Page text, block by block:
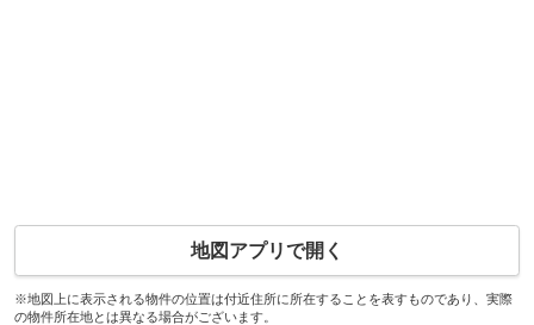
地図アプリで開く
※地図上に表示される物件の位置は付近住所に所在することを表すものであり、実際
の物件所在地とは異なる場合がございます。